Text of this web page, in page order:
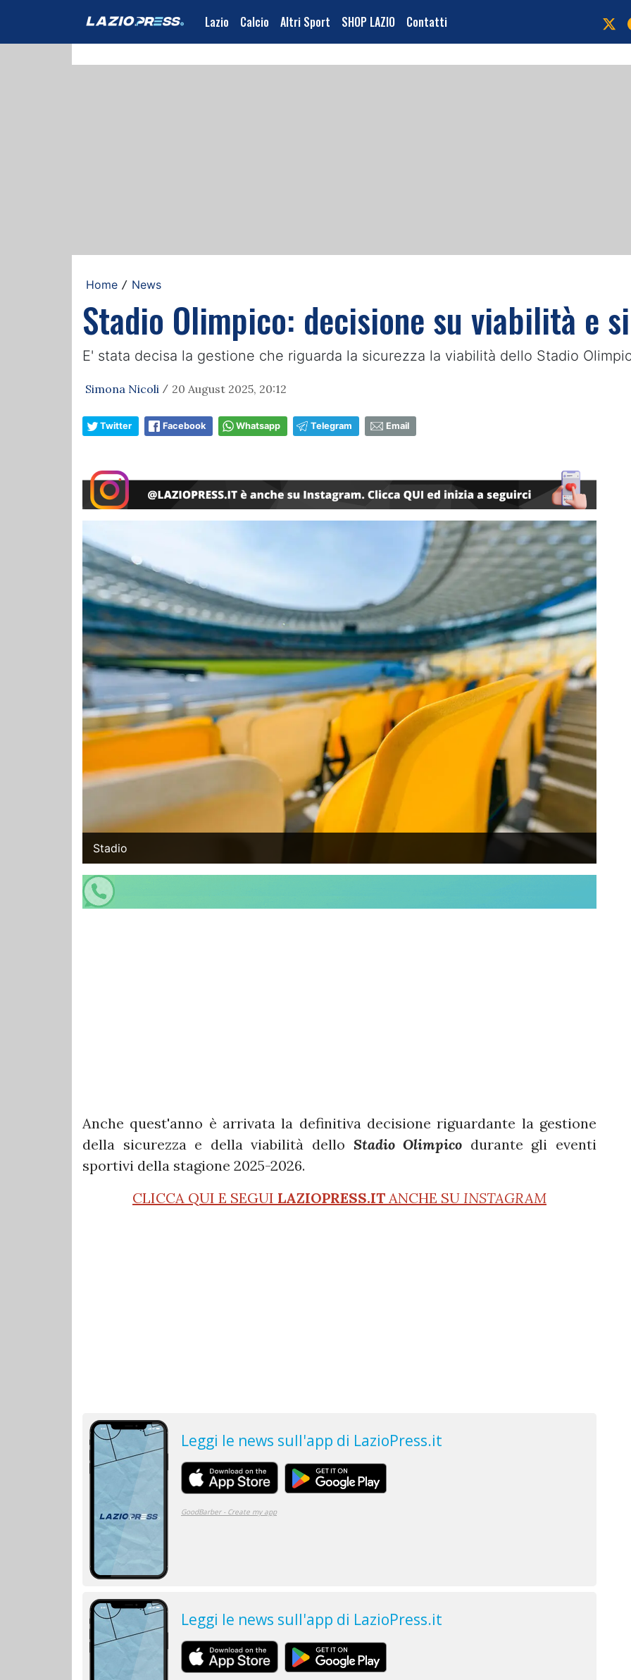
Lazio Calcio Altri Sport SHOP LAZIO Contatti
Home / News
Stadio Olimpico: decisione su viabilità e
E' stata decisa la gestione che riguarda la sicurezza la viabilità dello Stadio
Simona Nicoli / 20 August 2025, 20:12
Twitter Facebook Whatsapp Telegram Email
Stadio
Anche quest'anno è arrivata la definitiva decisione riguardante la gestione
della sicurezza e della viabilità dello Stadio Olimpico durante gli eventi
sportivi della stagione 2025-2026.
CLICCA QUI E SEGUI LAZIOPRESS.IT ANCHE SU INSTAGRAM